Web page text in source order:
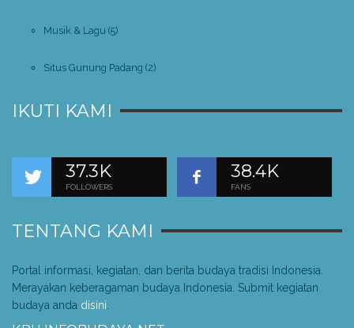
Musik & Lagu (5)
Situs Gunung Padang (2)
IKUTI KAMI
37.3K
FOLLOWERS
38.4K
FANS
TENTANG KAMI
Portal informasi, kegiatan, dan berita budaya tradisi Indonesia.
Merayakan keberagaman budaya Indonesia. Submit kegiatan
budaya anda disini